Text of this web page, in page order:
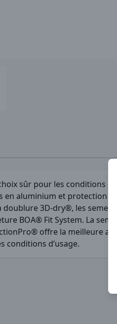
sûr pour les conditions
en aluminium et protection
3D-dry®, les
BOA® Fit System. La
offre la meilleure
conditions d’usage.